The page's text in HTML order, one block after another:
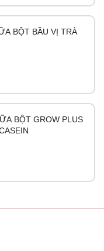
BỘT BẦU VỊ TRÀ
BỘT GROW PLUS